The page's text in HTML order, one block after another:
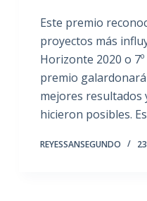
Este premio
proyectos más
Horizonte 2020 o
premio
mejores resultados
hicieron posibles.
REYESSANSEGUNDO